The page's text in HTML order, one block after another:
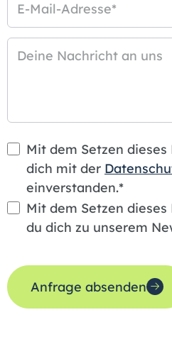
E-Mail-Adresse*
Deine Nachricht an uns
Mit dem Setzen
dich mit der
einverstanden.*
Mit dem Setzen
du dich zu unserem
Anfrage absenden